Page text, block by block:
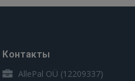
Контакты
AllePal OÜ (12209337)